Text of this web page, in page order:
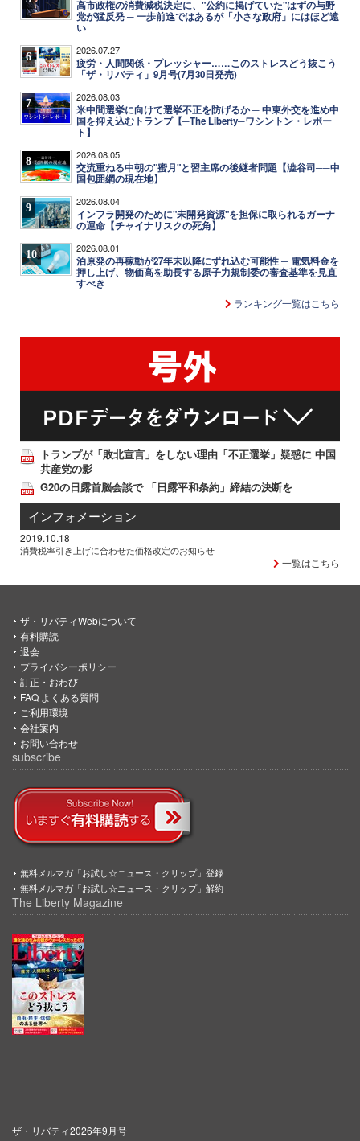
高市政権の消費減税決定に、"公約に掲げていた"はずの与野
党が猛反発 ─ 一歩前進ではあるが「小さな政府」にはほど遠
い
6 2026.07.27
疲労・人間関係・プレッシャー……このストレスどう抜こう
「ザ・リバティ」9月号(7月30日発売)
7 2026.08.03
米中間選挙に向けて選挙不正を防げるか ─ 中東外交を進め中
国を抑え込むトランプ【─The Liberty─ワシントン・レポー
ト】
8 2026.08.05
交流重ねる中朝の"蜜月"と習主席の後継者問題【澁谷司──中
国包囲網の現在地】
9 2026.08.04
インフラ開発のために"未開発資源"を担保に取られるガーナ
の運命【チャイナリスクの死角】
10 2026.08.01
泊原発の再稼動が27年末以降にずれ込む可能性 ─ 電気料金を
押し上げ、物価高を助長する原子力規制委の審査基準を見直
すべき
ランキング一覧はこちら
トランプが「敗北宣言」をしない理由「不正選挙」疑惑に 中国
共産党の影
G20の日露首脳会談で 「日露平和条約」締結の決断を
インフォメーション
2019.10.18
消費税率引き上げに合わせた価格改定のお知らせ
一覧はこちら
ザ・リバティWebについて
有料購読
退会
プライバシーポリシー
訂正・おわび
FAQ よくある質問
ご利用環境
会社案内
お問い合わせ
subscribe
無料メルマガ「お試し☆ニュース・クリップ」登録
無料メルマガ「お試し☆ニュース・クリップ」解約
The Liberty Magazine
ザ・リバティ2026年9月号